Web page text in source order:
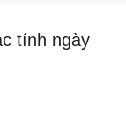
tính ngày